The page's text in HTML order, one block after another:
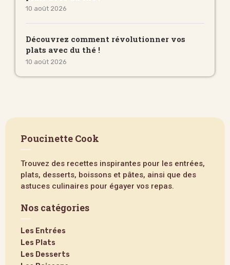
10 août 2026
Découvrez comment révolutionner vos
plats avec du thé !
10 août 2026
Poucinette Cook
Trouvez des recettes inspirantes pour les entrées,
plats, desserts, boissons et pâtes, ainsi que des
astuces culinaires pour égayer vos repas.
Nos catégories
Les Entrées
Les Plats
Les Desserts